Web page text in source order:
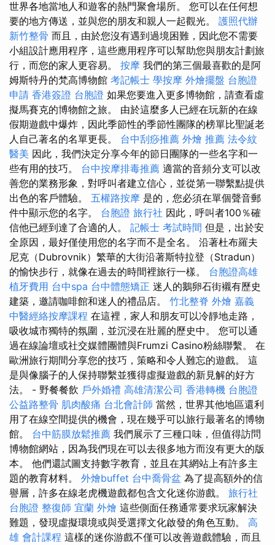
世界各地當地人和遊客的熱門聚會場所。 您可以在任何想
要的地方傳送，並與您的朋友和親人一起觀光。 護照代辦
新竹整骨 而且，由於您沒有遇到過境困難，因此您不需要
小組設計應用程序，這些應用程序可以幫助您與朋友計劃旅
行，而您的家人更容易。 按摩 我們的第三個最喜歡的是阿
姆斯特丹的梵高博物館 考記帳士 學按摩 外燴擺盤 台胞證
申請 香港簽證 台胞證 如果您要進入更多博物館，請查看虛
擬馬賽克的博物館之旅。 由於這麼多人已經在玩新的在線
假期遊戲中爆炸，因此季節性的季節性團隊的榜單比聖誕老
人自己著名的名單更長。 台中刮痧推薦 外燴 推薦 法令紋
醫美 因此，我們決定分享今年的節日團隊的一些名字和一
些有用的技巧。 台中按摩排毒推薦 適當的音頻分支可以改
善您的業務形象，對呼叫者建立信心，並從第一聯繫點提供
出色的客戶體驗。 五權路按摩 是的，您必須在單個聲音郵
件中顯示您的名字。 台胞證 旅行社 因此，呼叫者100％確
信他已經到達了合適的人。 記帳士 考試時間 但是，出於安
全原因，最好僅使用您的名字而不是全名。 沿著杜布羅夫
尼克（Dubrovnik）繁華的大街沿著斯特拉登（Stradun）
的愉快步行，就像在過去的時間裡旅行一樣。 台胞證高雄
植牙費用 台中spa 台中體態矯正 迷人的鵝卵石街襯有歷史
建築，邀請咖啡館和迷人的禮品店。 竹北整脊 外燴 嘉義
中醫經絡按摩課程 在這裡，家人和朋友可以冷靜地走路，
吸收城市獨特的氛圍，並沉浸在壯麗的歷史中。 您可以通
過在線論壇或社交媒體團體與Frumzi Casino粉絲聯繫。 在
歐洲旅行期間分享您的技巧，策略和令人難忘的遊戲。 這
是與像腦子的人保持聯繫並獲得虛擬遊戲的新見解的好方
法。 - 野餐餐飲 戶外婚禮 高雄清潔公司 香港轉機 台胞證
公益路整骨 肌肉酸痛 台北會計師 當然，世界其他地區還利
用了在線空間提供的機會，現在幾乎可以旅行最著名的博物
館。 台中筋膜放鬆推薦 我們展示了三種口味，但值得訪問
博物館網站，因為我們現在可以去很多地方而沒有更大的版
本。 他們還試圖支持數字教育，並且在其網站上有許多主
題的教育材料。 外燴buffet 台中喬骨盆 為了提高額外的信
譽層，許多在線老虎機遊戲都包含文化迷你游戲。 旅行社
台胞證 整復師 宜蘭 外燴 這些側面任務通常要求玩家解決
難題，發現虛擬環境或與受選擇文化啟發的角色互動。 高
雄 會計課程 這樣的迷你游戲不僅可以改善遊戲體驗，而且